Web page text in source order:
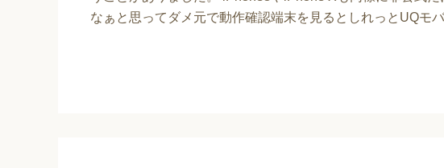
なぁと思ってダメ元で動作確認端末を見るとしれっとUQモ